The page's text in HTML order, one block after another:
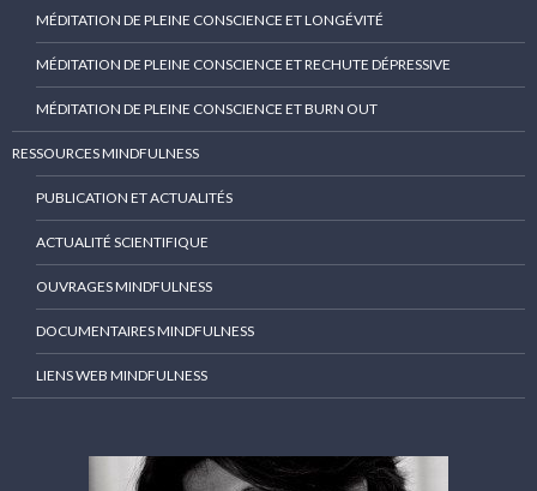
MÉDITATION DE PLEINE CONSCIENCE ET LONGÉVITÉ
MÉDITATION DE PLEINE CONSCIENCE ET RECHUTE DÉPRESSIVE
MÉDITATION DE PLEINE CONSCIENCE ET BURN OUT
RESSOURCES MINDFULNESS
PUBLICATION ET ACTUALITÉS
ACTUALITÉ SCIENTIFIQUE
OUVRAGES MINDFULNESS
DOCUMENTAIRES MINDFULNESS
LIENS WEB MINDFULNESS